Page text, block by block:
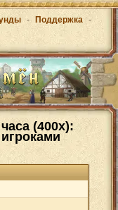
- Поддержка -
(400х):